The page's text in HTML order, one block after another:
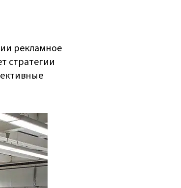
рекламное
стратегии